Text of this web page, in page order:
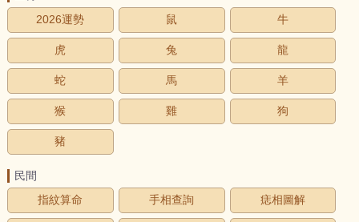
2026運勢
鼠 牛
虎 兔 龍
蛇 馬 羊
猴 雞 狗
豬
民間
指紋算命
手相查詢 痣相圖解